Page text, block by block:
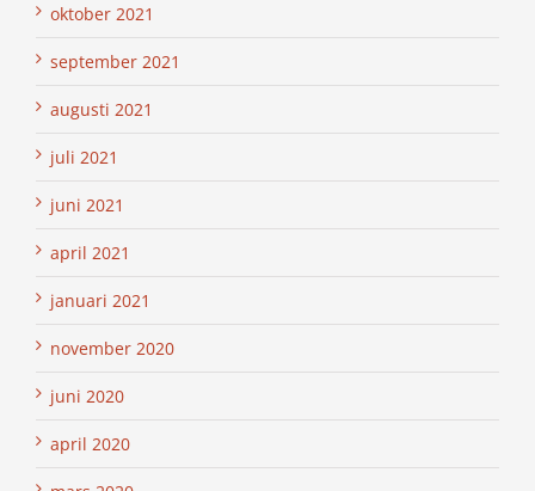
oktober 2021
september 2021
augusti 2021
juli 2021
juni 2021
april 2021
januari 2021
november 2020
juni 2020
april 2020